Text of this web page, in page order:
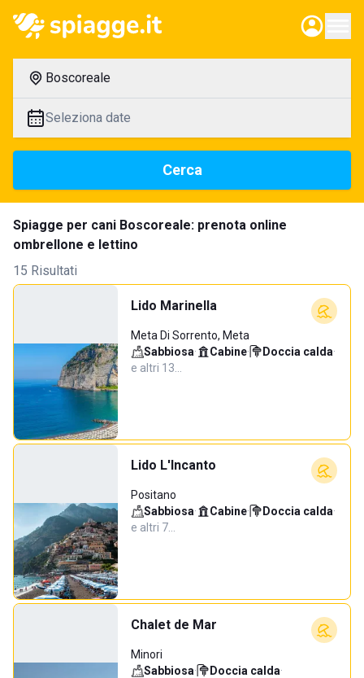
Boscoreale
Seleziona date
Cerca
Spiagge per cani Boscoreale: prenota online
ombrellone e lettino
15 Risultati
Lido Marinella
Meta Di Sorrento, Meta
Sabbiosa· Cabine· Doccia calda·
e altri 13…
Lido L'Incanto
Positano
Sabbiosa· Cabine· Doccia calda·
e altri 7…
Chalet de Mar
Minori
Sabbiosa· Doccia calda·